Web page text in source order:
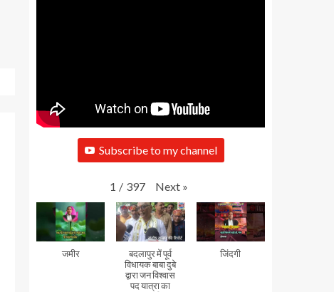
Subscribe to my channel
1 / 397 Next »
जमीर
बदलापुर में पूर्व
विधायक बाबा दुबे
द्वारा जन विश्वास
पद यात्रा का
जिंदगी